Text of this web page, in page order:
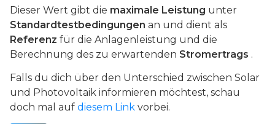
Dieser Wert gibt die maximale Leistung unter
Standardtestbedingungen an und dient als
Referenz für die Anlagenleistung und die
Berechnung des zu erwartenden Stromertrags .
Falls du dich über den Unterschied zwischen Solar
und Photovoltaik informieren möchtest, schau
doch mal auf diesem Link vorbei.